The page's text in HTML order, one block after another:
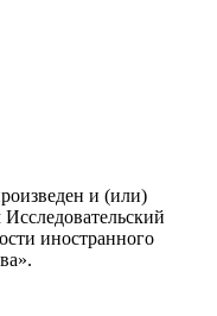
и (или)
иностранного